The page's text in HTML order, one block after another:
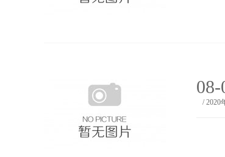
08-
/ 2020